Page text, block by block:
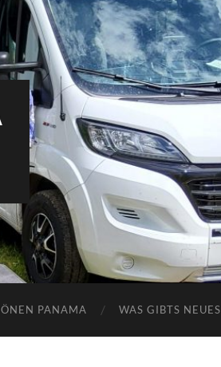
PANAMA WAS GIBTS NEUES